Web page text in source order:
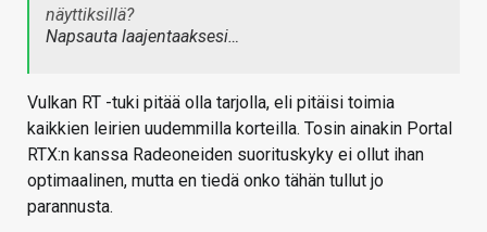
näyttiksillä?
Napsauta laajentaaksesi…
Vulkan RT -tuki pitää olla tarjolla, eli pitäisi toimia
kaikkien leirien uudemmilla korteilla. Tosin ainakin Portal
RTX:n kanssa Radeoneiden suorituskyky ei ollut ihan
optimaalinen, mutta en tiedä onko tähän tullut jo
parannusta.